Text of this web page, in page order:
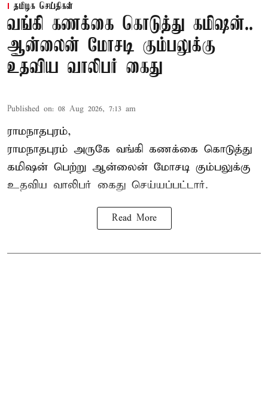
தமிழக செய்திகள்
வங்கி கணக்கை கொடுத்து கமிஷன்..
ஆன்லைன் மோசடி கும்பலுக்கு
உதவிய வாலிபர் கைது
Published on: 08 Aug 2026, 7:13 am
ராமநாதபுரம்,
ராமநாதபுரம் அருகே வங்கி கணக்கை கொடுத்து
கமிஷன் பெற்று ஆன்லைன் மோசடி கும்பலுக்கு
உதவிய வாலிபர் கைது செய்யப்பட்டார்.
Read More